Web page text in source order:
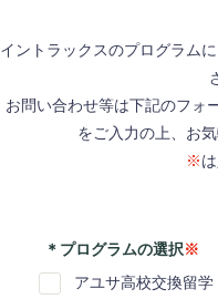
イントラックスのプログラム
お問い合わせ等は下記のフォ
をご入力の上、お
※
＊プログラムの選択※
アユサ高校交換留学